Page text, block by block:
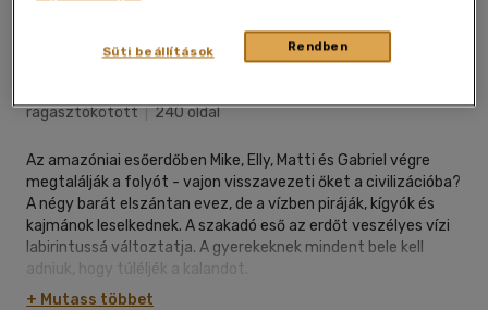
(3 vélemény)
ragasztókötött|240 oldal
Az amazóniai esőerdőben Mike, Elly, Matti és Gabriel végre
megtalálják a folyót - vajon visszavezeti őket a civilizációba?
A négy barát elszántan evez, de a vízben piráják, kígyók és
kajmánok leselkednek. A szakadó eső az erdőt veszélyes vízi
labirintussá változtatja. A gyerekeknek mindent bele kell
adniuk, hogy túléljék a kalandot.
+ Mutass többet
Rendben
Süti beállítások